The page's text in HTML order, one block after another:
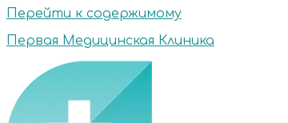
Перейти к содержимому
Первая Медицинская Клиника